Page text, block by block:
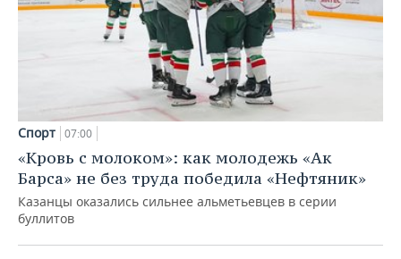
Спорт 07:00
«Кровь с молоком»: как молодежь «Ак
Барса» не без труда победила «Нефтяник»
Казанцы оказались сильнее альметьевцев в серии
буллитов